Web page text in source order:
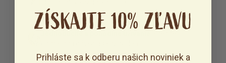
ZÍSKAJTE 10% ZĽAVU
Prihláste sa k odberu našich noviniek a